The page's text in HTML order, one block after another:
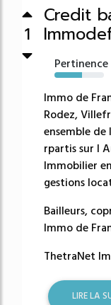
1
Credit
Pertinence
55%
Immo de
Rodez,
ensemble de
rpartis sur l
Immobilier
gestions
Bailleurs,
Immo de
ThetraNet
LIRE LA